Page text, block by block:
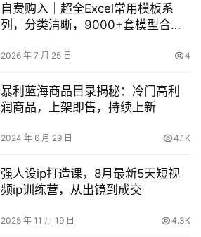
自费购入｜超全Excel常用模板系
列，分类清晰，9000+套模型合集
2026 年 7 月 25 日 4
暴利蓝海商品目录揭秘：冷门高利
润商品，上架即售，持续上新
2024 年 6 月 29 日 4.1K
强人设ip打造课，8月​最新5天短视
频ip训练营，从出镜到成交
2025 年 11 月 19 日 4.3K